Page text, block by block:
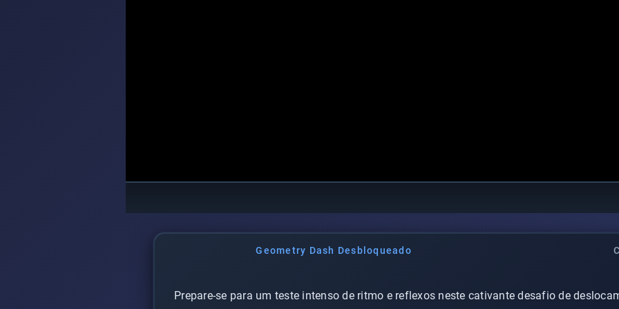
Geometry Dash Desbloqueado
Prepare-se para um teste intenso de ritmo e reflexos neste cativante desafio de